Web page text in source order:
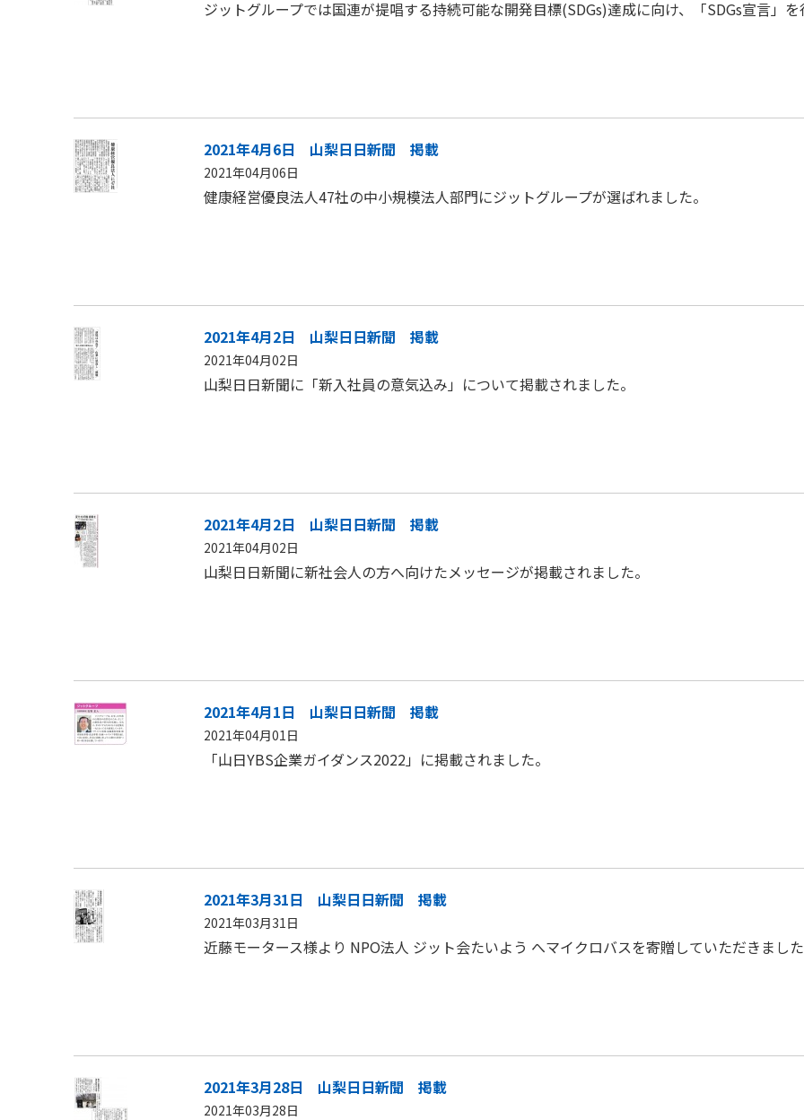
ジットグループでは国連が提唱する持続可能な開発目標(SDGs)達成に向け、「SDGs宣言」を
2021年4月6日 山梨日日新聞 掲載
2021年04月06日
健康経営優良法人47社の中小規模法人部門にジットグループが選ばれました。
2021年4月2日 山梨日日新聞 掲載
2021年04月02日
山梨日日新聞に「新入社員の意気込み」について掲載されました。
2021年4月2日 山梨日日新聞 掲載
2021年04月02日
山梨日日新聞に新社会人の方へ向けたメッセージが掲載されました。
2021年4月1日 山梨日日新聞 掲載
2021年04月01日
「山日YBS企業ガイダンス2022」に掲載されました。
2021年3月31日 山梨日日新聞 掲載
2021年03月31日
近藤モータース様より NPO法人 ジット会たいよう へマイクロバスを寄贈していただきました
2021年3月28日 山梨日日新聞 掲載
2021年03月28日